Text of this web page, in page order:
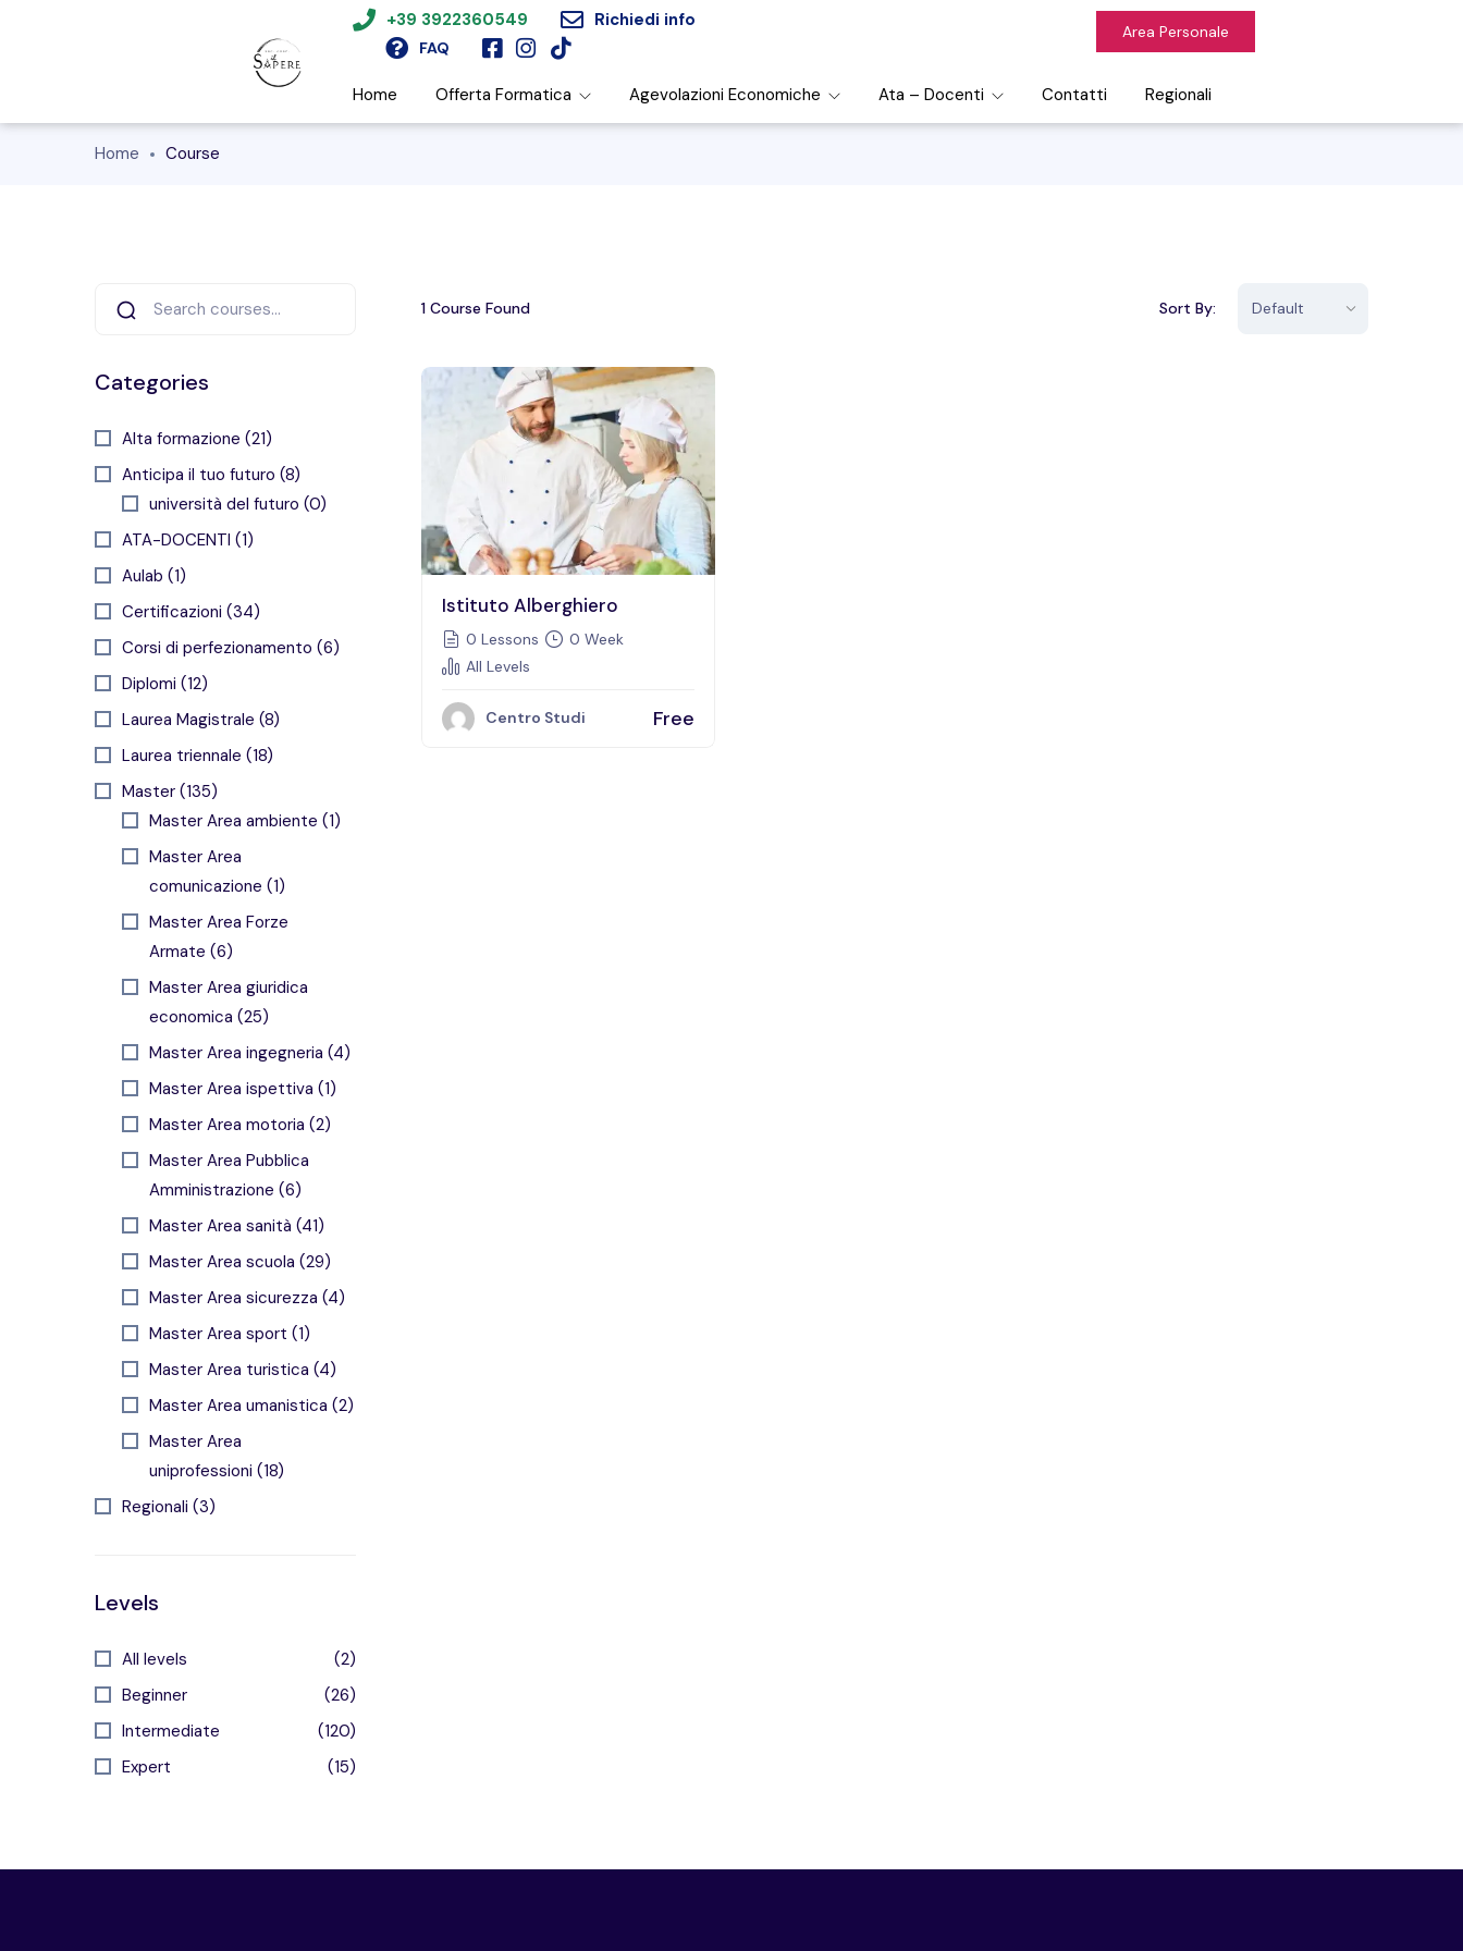
+39 3922360549 Richiedi info
FAQ
Area Personale
Home Offerta Formatica Agevolazioni Economiche Ata – Docenti Contatti Regionali
Home Course
Categories
Alta formazione (21)
Anticipa il tuo futuro (8)
università del futuro (0)
ATA-DOCENTI (1)
Aulab (1)
Certificazioni (34)
Corsi di perfezionamento (6)
Diplomi (12)
Laurea Magistrale (8)
Laurea triennale (18)
Master (135)
Master Area ambiente (1)
Master Area
comunicazione (1)
Master Area Forze
Armate (6)
Master Area giuridica
economica (25)
Master Area ingegneria (4)
Master Area ispettiva (1)
Master Area motoria (2)
Master Area Pubblica
Amministrazione (6)
Master Area sanità (41)
Master Area scuola (29)
Master Area sicurezza (4)
Master Area sport (1)
Master Area turistica (4)
Master Area umanistica (2)
Master Area
uniprofessioni (18)
Regionali (3)
Levels
All levels
(2)
Beginner
(26)
Intermediate
(120)
Expert
(15)
1 Course Found Sort By:
Istituto Alberghiero
0 Lessons
0 Week
All Levels
Centro Studi Free